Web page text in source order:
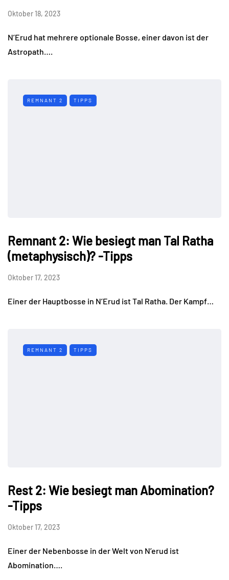
Oktober 18, 2023
N’Erud hat mehrere optionale Bosse, einer davon ist der
Astropath….
REMNANT 2 TIPPS
Remnant 2: Wie besiegt man Tal Ratha
(metaphysisch)? -Tipps
Oktober 17, 2023
Einer der Hauptbosse in N’Erud ist Tal Ratha. Der Kampf…
REMNANT 2 TIPPS
Rest 2: Wie besiegt man Abomination?
-Tipps
Oktober 17, 2023
Einer der Nebenbosse in der Welt von N’erud ist
Abomination….